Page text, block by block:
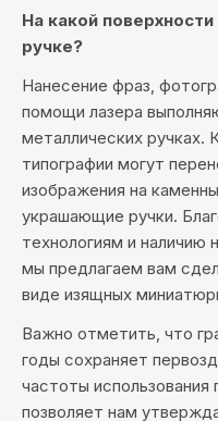
На какой
ручке?
Нанесение фраз,
помощи лазера
металлических ручках.
типографии могут
изображения на
украшающие ручки.
технологиям и наличию
мы предлагаем вам
виде изящных
Важно отметить, что
годы сохраняет
частоты
позволяет нам